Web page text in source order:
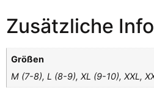
Zusätzliche
Größen
M (7-8), L (8-9), XL (9-10), XXL,